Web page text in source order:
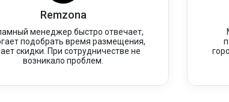
Remzona
менеджер быстро отвечает,
подобрать время размещения,
скидки. При сотрудничестве не
возникало проблем.